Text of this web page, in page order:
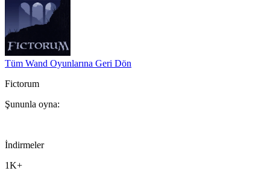
Tüm Wand Oyunlarına Geri Dön
Fictorum
Şununla oyna:
İndirmeler
1K+